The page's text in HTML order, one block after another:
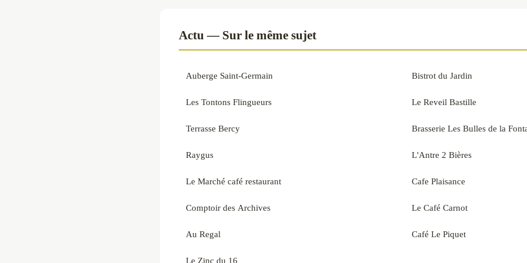
Actu — Sur le même sujet
Auberge Saint-Germain
Les Tontons Flingueurs
Terrasse Bercy
Raygus
Le Marché café restaurant
Comptoir des Archives
Au Regal
Le Zinc du 16
Bistrot du Jardin
Le Reveil Bastille
Brasserie Les Bulles de la
L'Antre 2 Bières
Cafe Plaisance
Le Café Carnot
Café Le Piquet